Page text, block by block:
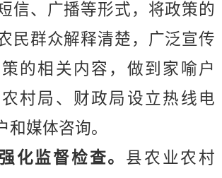
信、广播等形式，将政策的
民群众解释清楚，广泛宣传
的相关内容，做到家喻户
农村局 、财政局 设立热线电
和媒体咨询。
化监督检查。 县农业农村